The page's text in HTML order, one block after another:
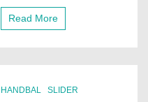
l-
Read More
HANDBAL SLIDER